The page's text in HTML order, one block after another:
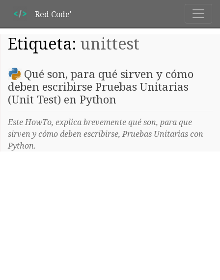
Red Code'
Etiqueta: unittest
Qué son, para qué sirven y cómo
deben escribirse Pruebas Unitarias
(Unit Test) en Python
Este HowTo, explica brevemente qué son, para que
sirven y cómo deben escribirse, Pruebas Unitarias con
Python.